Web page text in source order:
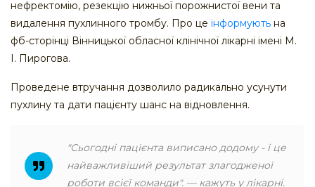
нефректомію, резекцію нижньої порожнистої вени та
видалення пухлинного тромбу. Про це інформують на
фб-сторінці Вінницької обласної клінічної лікарні імені М.
І. Пирогова.
Проведене втручання дозволило радикально усунути
пухлину та дати пацієнту шанс на відновлення.
"Сьогодні пацієнта виписано додому - і це
найважливіший результат злагодженої
роботи всієї команди". — кажуть у лікарні.